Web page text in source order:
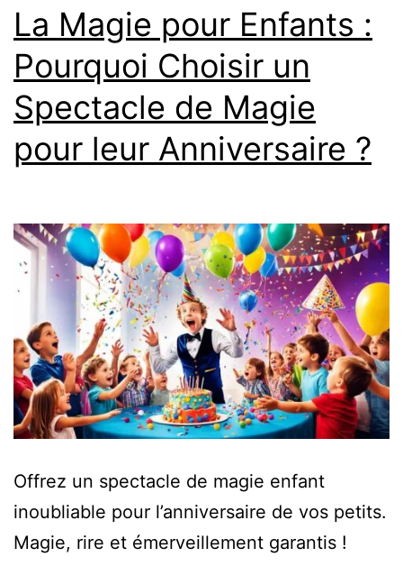
La Magie pour Enfants :
Pourquoi Choisir un
Spectacle de Magie
pour leur Anniversaire ?
Offrez un spectacle de magie enfant
inoubliable pour l’anniversaire de vos petits.
Magie, rire et émerveillement garantis !